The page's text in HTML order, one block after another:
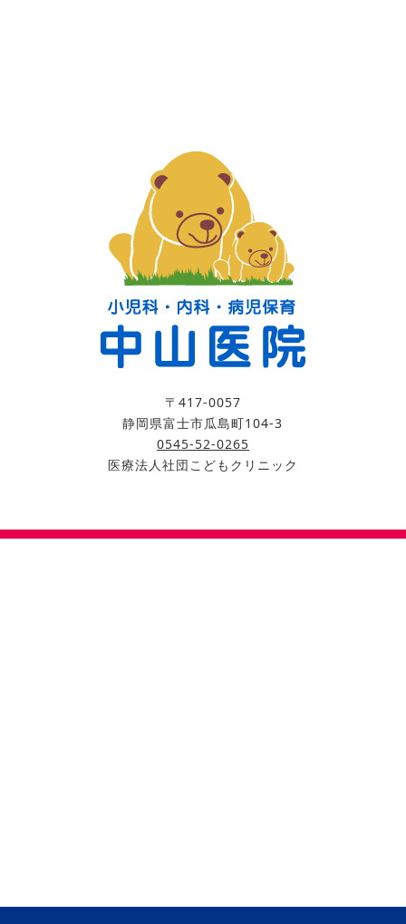
〒417-0057
静岡県富士市瓜島町104-3
0545-52-0265
医療法人社団こどもクリニック